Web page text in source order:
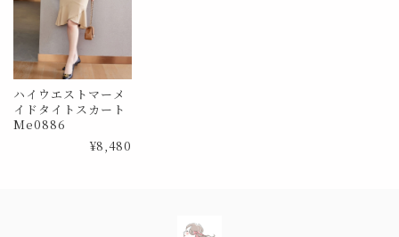
ハイウエストマーメ
イドタイトスカート
Me0886
¥8,480